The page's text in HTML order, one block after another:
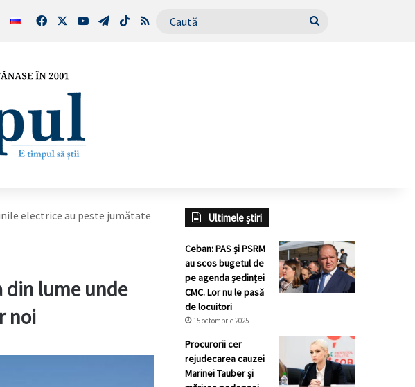
FacebookYouTubeTelegram
TikTokRSS Caută
electrice au peste jumătate
din lume unde
noi
Ultimele știri
Ceban: PAS și PSRM
au scos bugetul de
pe agenda ședinței
CMC. Lor nu le pasă
de locuitori
15 octombrie 2025
Procurorii cer
rejudecarea cauzei
Marinei Tauber și